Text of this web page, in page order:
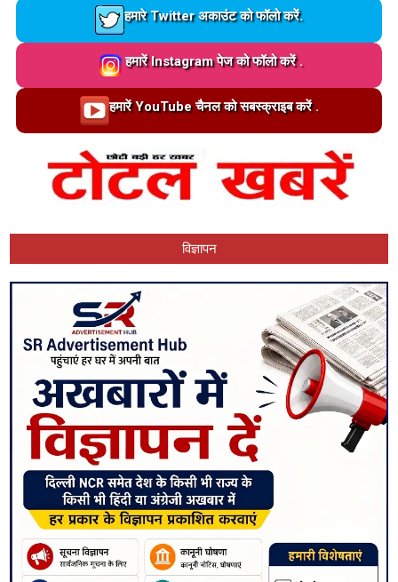
Loading…
हमारे Twitter अकाउंट को फॉलो करें.
Loading…
हमारें Instagram पेज को फॉलो करें .
Loading…हमारें YouTube चैनल को सबस्क्राइब करें .
विज्ञापन